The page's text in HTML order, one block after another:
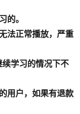
。
正常播放，严重
学习的情况下不
户，如果有退款